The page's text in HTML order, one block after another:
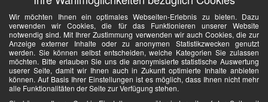
Wir möchten Ihnen ein optimales Webseiten-Erlebnis zu bieten. Dazu
verwenden wir Cookies, die für das Funktionieren unserer Website
notwendig sind. Mit Ihrer Zustimmung verwenden wir auch Cookies, die zur
Anzeige externer Inhalte oder zu anonymen Statistikzwecken genutzt
werden. Sie können selbst entscheiden, welche Kategorien Sie zulassen
möchten. Bitte erlauben Sie uns die anonymisierte statistische Auswertung
userer Seite, damit wir Ihnen auch in Zukunft optimierte Inhalte anbieten
können. Auf Basis Ihrer Einstellungen ist es möglich, dass Ihnen nicht mehr
alle Funktionalitäten der Seite zur Verfügung stehen.